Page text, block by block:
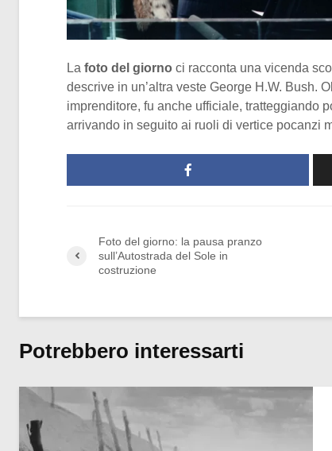
La foto del giorno ci racconta una vicenda
descrive in un’altra veste George H.W. Bush.
imprenditore, fu anche ufficiale, tratteggiando
arrivando in seguito ai ruoli di vertice pocanzi
Foto del giorno: la pausa pranzo
sull’Autostrada del Sole in
costruzione
Potrebbero interessarti